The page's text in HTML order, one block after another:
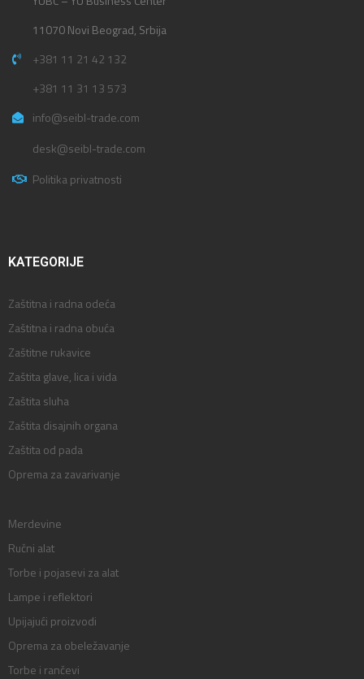
11070 Novi Beograd, Srbija
+381 11 21 42 132
+381 11 31 13 573
info@seibl-trade.com
desk@seibl-trade.com
Politika privatnosti
KATEGORIJE
Zaštitna i radna odeća
Zaštitna i radna obuća
Zaštitne rukavice
Zaštita glave, lica i vida
Zaštita sluha
Zaštita disajnih organa
Zaštita od pada
Oprema za zavarivanje
Merdevine
Ručni alat
Torbe i pojasevi za alat
Lampe i reflektori
Upijajući proizvodi
Oprema za obeležavanje
Torbe i rančevi